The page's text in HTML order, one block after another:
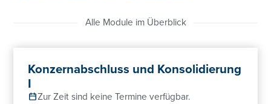
Alle Module im Überblick
Konzernabschluss und Konsolidierung
I
Zur Zeit sind keine Termine verfügbar.